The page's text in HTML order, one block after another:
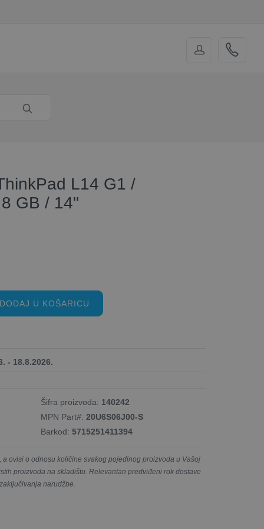
L14 G1 /
GB / 14"
U KOŠARICU
- 18.8.2026.
Šifra proizvoda: 140242
MPN Part#: 20U6S06J00-S
Barkod: 5715251411394
ovisi o odnosu količine svakog pojedinog proizvoda u Vašoj
proizvoda na skladištu. Relevantan predviđeni rok dostave
narudžbe.